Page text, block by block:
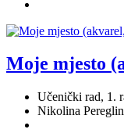
Moje mjesto
Učenički rad, 1.
Nikolina Pereglin